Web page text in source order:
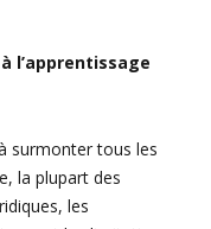
l’apprentissage
surmonter tous les
la plupart des
les